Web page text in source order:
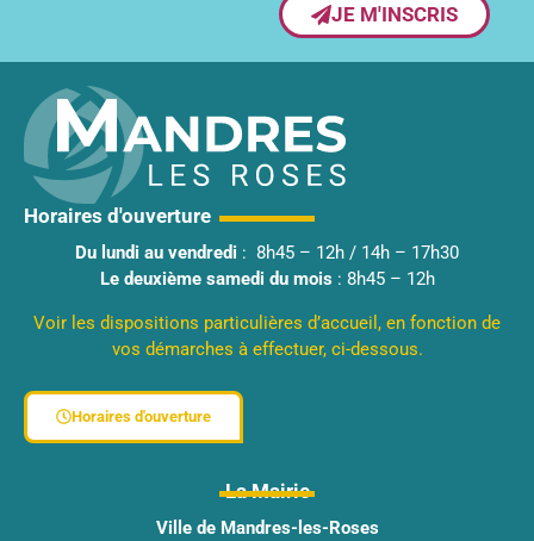
JE M'INSCRIS
Horaires d'ouverture
Du lundi au vendredi : 8h45 – 12h / 14h – 17h30
Le deuxième samedi du mois: 8h45 – 12h
Voir les dispositions particulières d’accueil, en fonction de
vos démarches à effectuer, ci-dessous.
Horaires d'ouverture
La Mairie
Ville de Mandres-les-Roses